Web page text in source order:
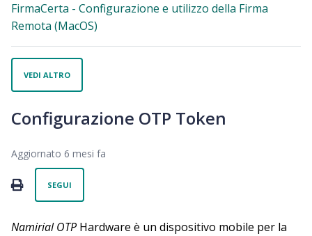
FirmaCerta - Configurazione e utilizzo della Firma
Remota (MacOS)
VEDI ALTRO
Configurazione OTP Token
Aggiornato 6 mesi fa
PRINT
SEGUI
Namirial OTP Hardware è un dispositivo mobile per la